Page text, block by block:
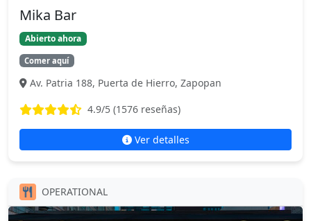
Mika Bar
Abierto ahora
Comer aquí
Av. Patria 188, Puerta de Hierro, Zapopan
4.9/5 (1576 reseñas)
Ver detalles
OPERATIONAL